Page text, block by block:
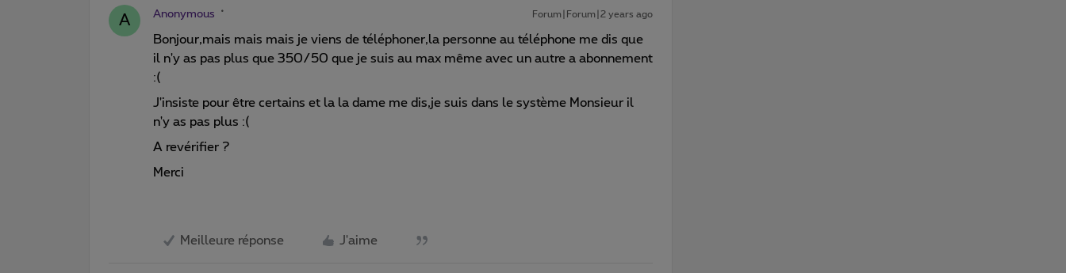
A Anonymous Forum|Forum|2 years ago
Bonjour,mais mais mais je viens de téléphoner,la personne au téléphone me dis que
il n'y as pas plus que 350/50 que je suis au max même avec un autre a abonnement
:(
J'insiste pour être certains et la la dame me dis,je suis dans le système Monsieur il
n'y as pas plus :(
A revérifier ?
Merci
Meilleure réponse J'aime